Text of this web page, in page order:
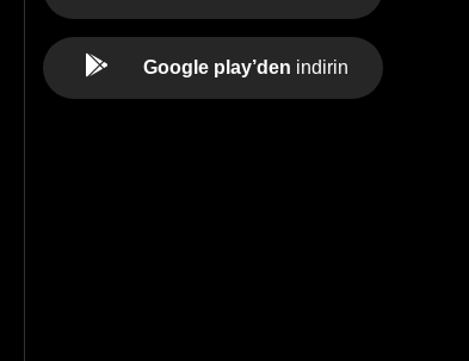
Google play’den indirin